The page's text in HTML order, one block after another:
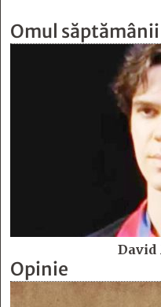
Omul săptămânii
David
Opinie